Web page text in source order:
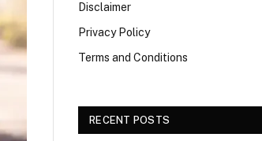
Disclaimer
Privacy Policy
Terms and Conditions
RECENT POSTS